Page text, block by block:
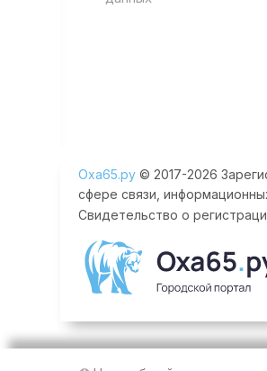
Оха65.ру © 2017-2026
сфере связи,
Свидетельство о